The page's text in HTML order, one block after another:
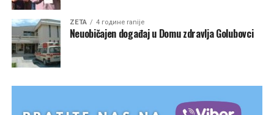
ZETA 4 године ranije
Neuobičajen događaj u Domu zdravlja Golubovci